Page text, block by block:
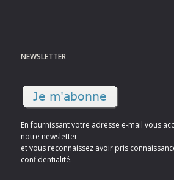
NEWSLETTER
En fournissant votre adresse e-mail vous
notre newsletter
et vous reconnaissez avoir pris
confidentialité.